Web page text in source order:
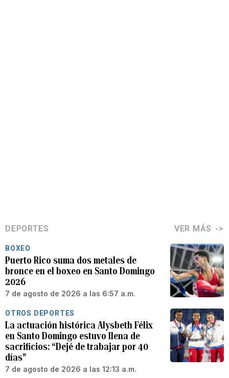
DEPORTES VER MÁS
BOXEO
Puerto Rico suma dos metales de
bronce en el boxeo en Santo Domingo
2026
7 de agosto de 2026 a las 6:57 a.m.
OTROS DEPORTES
La actuación histórica Alysbeth Félix
en Santo Domingo estuvo llena de
sacrificios: “Dejé de trabajar por 40
días”
7 de agosto de 2026 a las 12:13 a.m.